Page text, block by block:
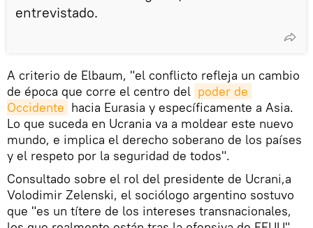
entrevistado.
A criterio de Elbaum, "el conflicto refleja un cambio
de época que corre el centro del poder de
Occidente hacia Eurasia y específicamente a Asia.
Lo que suceda en Ucrania va a moldear este nuevo
mundo, e implica el derecho soberano de los países
y el respeto por la seguridad de todos".
Consultado sobre el rol del presidente de Ucrani,a
Volodimir Zelenski, el sociólogo argentino sostuvo
que "es un títere de los intereses transnacionales,